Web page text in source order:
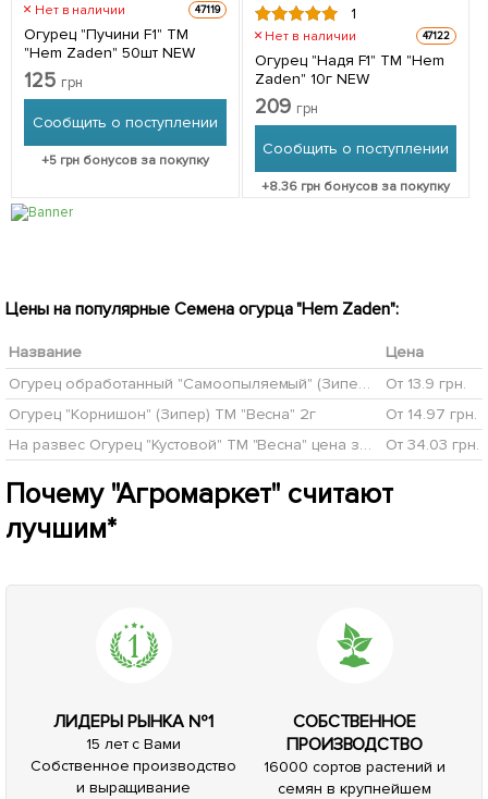
Нет в наличии 47119
Огурец "Пучини F1" ТМ
"Hem Zaden" 50шт NEW
125 грн
Сообщить о поступлении
+5 грн бонусов за покупку
1
Нет в наличии 47122
Огурец "Надя F1" ТМ "Hem
Zaden" 10г NEW
209 грн
Сообщить о поступлении
+8.36 грн бонусов за покупку
Цены на популярные Семена огурца "Hem Zaden":
Название
Цена
Огурец обработанный "Самоопыляемый" (Зипер) ТМ "Весна" 0.5г
От 13.9 грн.
Огурец "Корнишон" (Зипер) ТМ "Весна" 2г
От 14.97 грн.
На развес Огурец "Кустовой" ТМ "Весна" цена за 2г
От 34.03 грн.
Почему "Агромаркет" считают
лучшим*
ЛИДЕРЫ РЫНКА №1
15 лет с Вами
Собственное производство
и выращивание
СОБСТВЕННОЕ
ПРОИЗВОДСТВО
16000 сортов растений и
семян в крупнейшем